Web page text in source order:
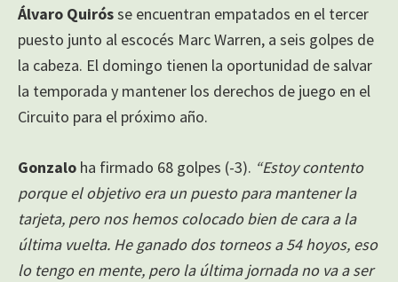
Álvaro Quirósse encuentran empatados en el tercer
puesto junto al escocés Marc Warren, a seis golpes de
la cabeza. El domingo tienen la oportunidad de salvar
la temporada y mantener los derechos de juego en el
Circuito para el próximo año.
Gonzalo ha firmado 68 golpes (-3). “Estoy contento
porque el objetivo era un puesto para mantener la
tarjeta, pero nos hemos colocado bien de cara a la
última vuelta. He ganado dos torneos a 54 hoyos, eso
lo tengo en mente, pero la última jornada no va a ser